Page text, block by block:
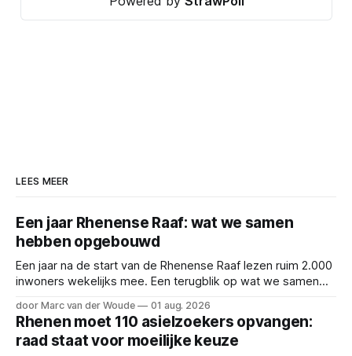
LEES MEER
Een jaar Rhenense Raaf: wat we samen
hebben opgebouwd
Een jaar na de start van de Rhenense Raaf lezen ruim 2.000
inwoners wekelijks mee. Een terugblik op wat we samen
door Marc van der Woude 01 aug. 2026
Rhenen moet 110 asielzoekers opvangen:
raad staat voor moeilijke keuze